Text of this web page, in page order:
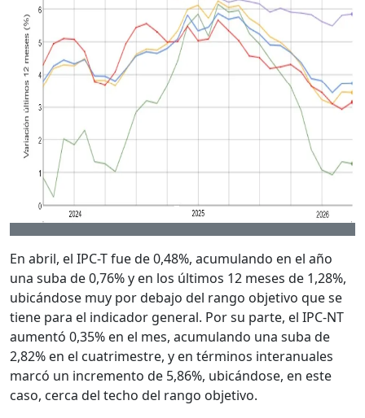
En abril, el IPC-T fue de 0,48%, acumulando en el año
una suba de 0,76% y en los últimos 12 meses de 1,28%,
ubicándose muy por debajo del rango objetivo que se
tiene para el indicador general. Por su parte, el IPC-NT
aumentó 0,35% en el mes, acumulando una suba de
2,82% en el cuatrimestre, y en términos interanuales
marcó un incremento de 5,86%, ubicándose, en este
caso, cerca del techo del rango objetivo.